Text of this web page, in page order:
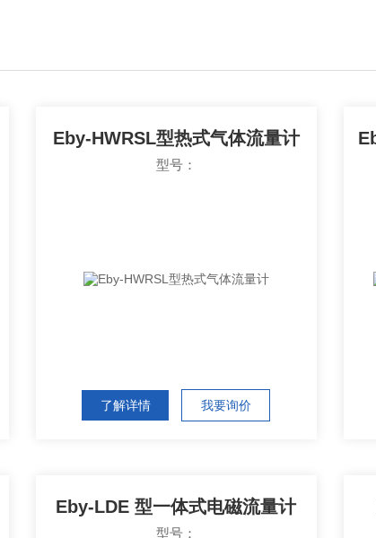
Eby-HWRSL型热式气体流量计
型号：
了解详情 我要询价
Eby-LDE 型一体式电磁流量计
型号：